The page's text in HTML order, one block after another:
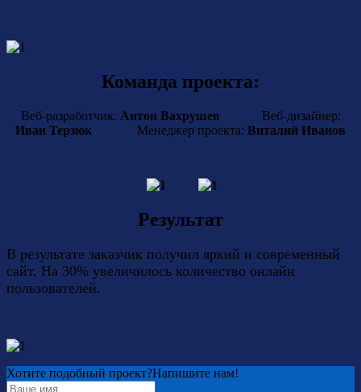
Команда проекта:
Веб-разработчик: Антон Вахрушев
Веб-дизайнер:
Иван Терзюк
Менеджер проекта: Виталий Иванов
Результат
В результате заказчик получил яркий и современный
сайт. На 30% увеличилось количество онлайн
пользователей.
Хотите подобный проект?Напишите нам!